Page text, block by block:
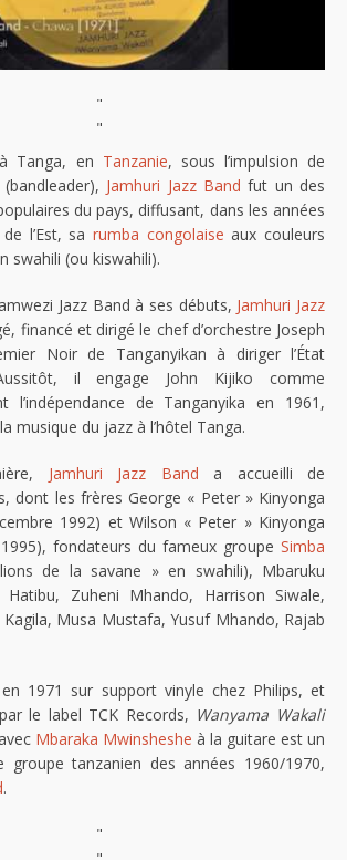
"
"
Tanga, en Tanzanie, sous l’impulsion de
Jamhuri Jazz Band fut un des
du pays, diffusant, dans les années
l’Est, sa rumba congolaise aux couleurs
swahili (ou kiswahili).
Jazz Band à ses débuts, Jamhuri Jazz
financé et dirigé le chef d’orchestre Joseph
Noir de Tanganyikan à diriger l’État
il engage John Kijiko comme
l’indépendance de Tanganyika en 1961,
musique du jazz à l’hôtel Tanga.
Jamhuri Jazz Band a accueilli de
dont les frères George « Peter » Kinyonga
1992) et Wilson « Peter » Kinyonga
fondateurs du fameux groupe Simba
de la savane » en swahili), Mbaruku
Hatibu, Zuheni Mhando, Harrison Siwale,
Kagila, Musa Mustafa, Yusuf Mhando, Rajab
1971 sur support vinyle chez Philips, et
le label TCK Records, Wanyama Wakali
Mbaraka Mwinsheshe à la guitare est un
groupe tanzanien des années 1960/1970,
.
"